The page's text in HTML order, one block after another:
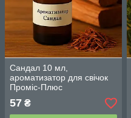
Сандал 10 мл,
ароматизатор для свічок
Проміс-Плюс
57 ₴